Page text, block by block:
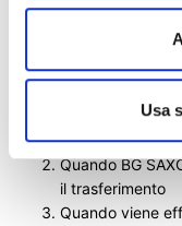
Usa
Riceverai una
piattaforma:
Quando la
Quando BG
il trasferimento
Quando viene